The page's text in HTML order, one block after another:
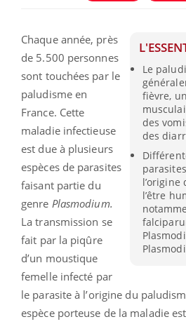
Le
fièvre,
des
des
l’origine
l’être
Chaque année, près
de 5.500 personnes
sont touchées par le
paludisme en
France. Cette
maladie infectieuse
est due à plusieurs
espèces de parasites
faisant partie du
genre Plasmodium.
La transmission se
fait par la piqûre
d’un moustique
femelle infecté par
le parasite à l’origine du
espèce porteuse de la maladie